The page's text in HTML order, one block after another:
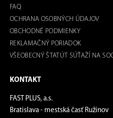
FAQ
OCHRANA OSOBNÝCH ÚDAJOV
OBCHODNÉ PODMIENKY
REKLAMAČNÝ PORIADOK
VŠEOBECNÝ ŠTATÚT SÚŤAŽÍ NA
KONTAKT
FAST PLUS, a.s.
Bratislava - mestská časť Ružinov